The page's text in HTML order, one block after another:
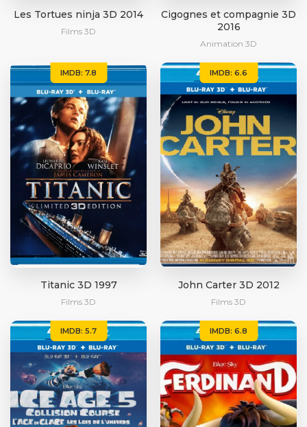
Les Tortues ninja 3D 2014
Films 3D
Cigognes et compagnie 3D
2016
Animation 3D
IMDB: 7.8
Titanic 3D 1997
Films 3D
IMDB: 6.6
John Carter 3D 2012
Films 3D
IMDB: 5.7 IMDB: 6.8